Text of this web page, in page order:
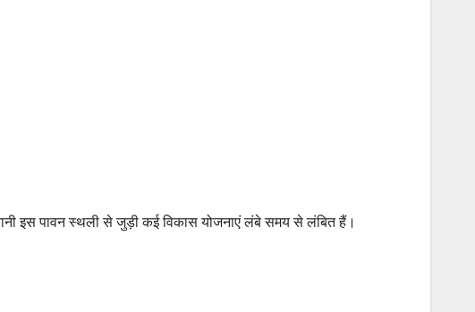
इस पावन स्थली से जुड़ी कई विकास योजनाएं लंबे समय से लंबित हैं।